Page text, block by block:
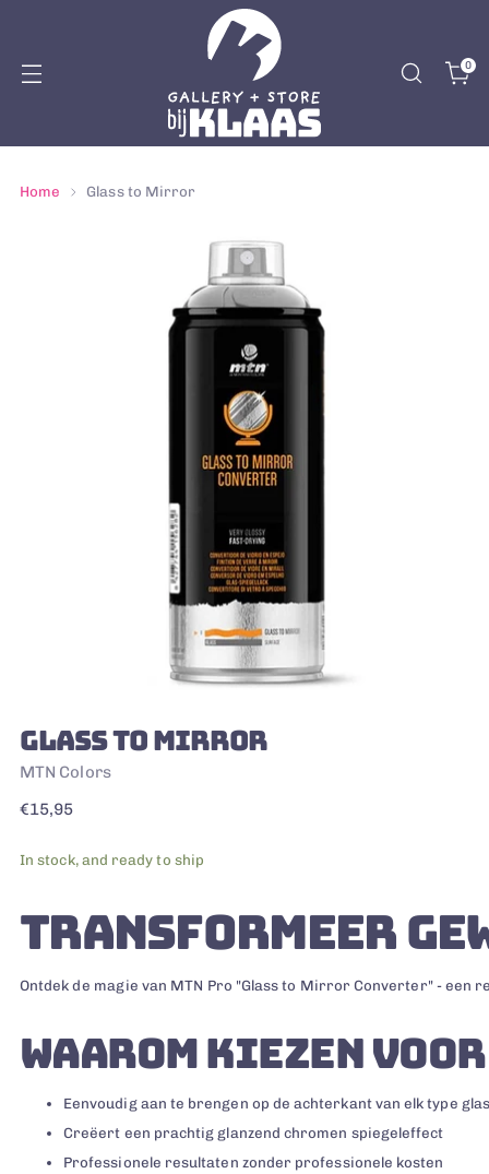
0
Home Glass to Mirror
GLASS TO MIRROR
MTN Colors
Regular
€15,95
In stock, and ready to ship
TRANSFORMEER
Ontdek de magie van MTN Pro "Glass to Mirror Converter" -
WAAROM KIEZEN
Eenvoudig aan te brengen op de achterkant van elk type glas
Creëert een prachtig glanzend chromen spiegeleffect
Professionele resultaten zonder professionele kosten